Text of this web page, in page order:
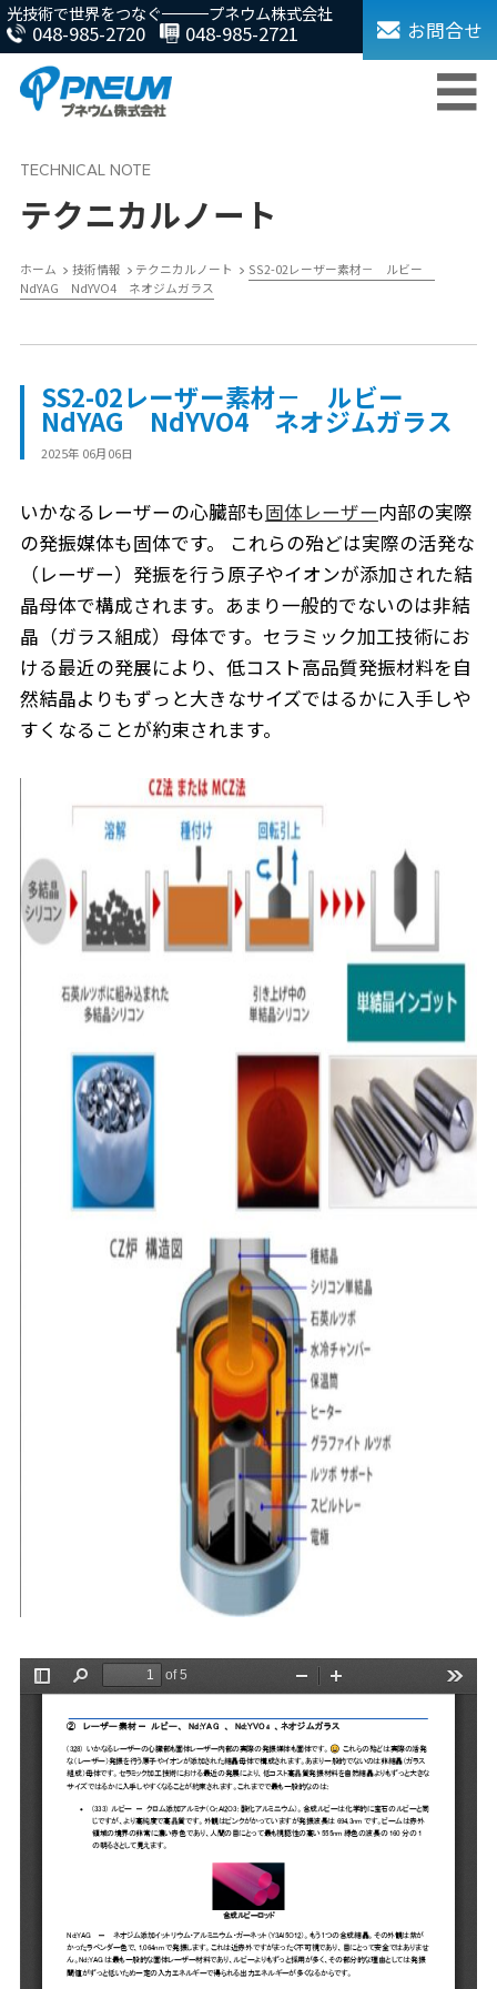
光技術で世界をつなぐ プネウム株式会社
048-985-2720 048-985-2721 お問合せ
テクニカルノート
ホーム 技術情報 テクニカルノート
SS2-02レーザー素材－ ルビー
NdYAG NdYVO4 ネオジムガラス
SS2-02レーザー素材－ ルビー
NdYAG NdYVO4 ネオジムガラス
2025年 06月06日
いかなるレーザーの心臓部も固体レーザー内部の実際
の発振媒体も固体です。 これらの殆どは実際の活発な
（レーザー）発振を行う原子やイオンが添加された結
晶母体で構成されます。あまり一般的でないのは非結
晶（ガラス組成）母体です。セラミック加工技術にお
ける最近の発展により、低コスト高品質発振材料を自
然結晶よりもずっと大きなサイズではるかに入手しや
すくなることが約束されます。